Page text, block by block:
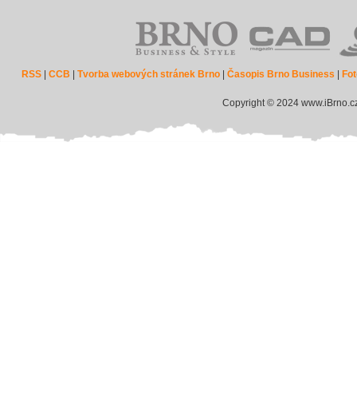
RSS |CCB |Tvorba webových stránek Brno |Časopis Brno Business
Copyright © 2024